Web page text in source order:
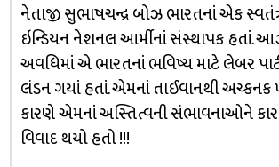
નેતાજી સુભાષચન્દ્ર બોઝ ભારતનાં એક
ઇન્ડિયન નેશનલ આર્મીનાં સંસ્થાપક હતાં.
અવધિમાં એ ભારતનાં ભવિષ્ય માટે લેબર
લંડન ગયાં હતાં. એમનાં તાઈવાનથી અચ્કનક
કારણે એમનાં અસ્તિત્વની સંભાવનાઓને
વિવાદ થયો હતો !!!